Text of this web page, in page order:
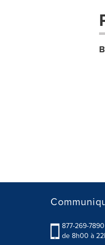
877-269-7890
de 8h00 à